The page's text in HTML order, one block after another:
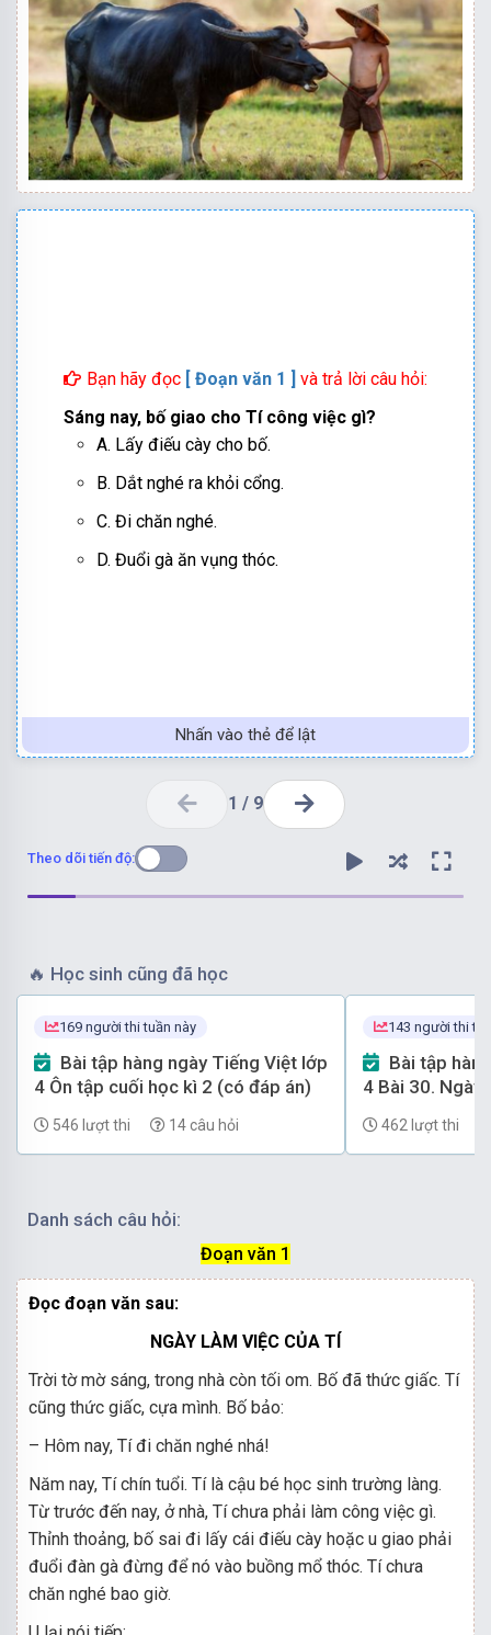
Bạn hãy đọc [ Đoạn văn 1
và trả lời câu hỏi:
Sáng nay, bố giao cho Tí công việc gì?
A. Lấy điếu cày cho bố.
B. Dắt nghé ra khỏi cổng.
C. Đi chăn nghé.
D. Đuổi gà ăn vụng thóc.
Nhấn vào thẻ để lật
Đi chăn nghé
Theo dõi tiến độ:
1 / 9
🔥 Học sinh cũng đã học
169 người thi tuần này
4 Ôn tập cuối học kì 2 (có đáp án)
546 lượt thi 14 câu hỏi
143 người thi
4 Bài 30. Ngày
462 lượt thi
Danh sách câu hỏi:
Đoạn văn 1
Đọc đoạn văn sau:
NGÀY LÀM VIỆC CỦA TÍ
Trời tờ mờ sáng, trong nhà còn tối om. Bố đã thức giấc. Tí
cũng thức giấc, cựa mình. Bố bảo:
– Hôm nay, Tí đi chăn nghé nhá!
Năm nay, Tí chín tuổi. Tí là cậu bé học sinh trường làng.
Từ trước đến nay, ở nhà, Tí chưa phải làm công việc gì.
Thỉnh thoảng, bố sai đi lấy cái điếu cày hoặc u giao phải
đuổi đàn gà đừng để nó vào buồng mổ thóc. Tí chưa
chăn nghé bao giờ.